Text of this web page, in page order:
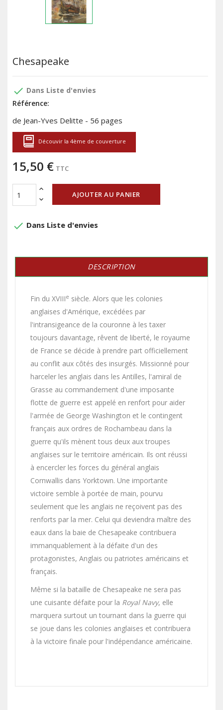
Chesapeake
done Dans Liste d'envies
Référence:
de Jean-Yves Delitte - 56 pages
Découvir la 4ème de couverture
15,50 € TTC
AJOUTER AU PANIER
done Dans Liste d'envies
DESCRIPTION
Fin du XVIIIe siècle. Alors que les colonies
anglaises d'Amérique, excédées par
l'intransigeance de la couronne à les taxer
toujours davantage, rêvent de liberté, le royaume
de France se décide à prendre part officiellement
au conflit aux côtés des insurgés. Missionné pour
harceler les anglais dans les Antilles, l'amiral de
Grasse au commandement d'une imposante
flotte de guerre est appelé en renfort pour aider
l'armée de George Washington et le contingent
français aux ordres de Rochambeau dans la
guerre qu'ils mènent tous deux aux troupes
anglaises sur le territoire américain. Ils ont réussi
à encercler les forces du général anglais
Cornwallis dans Yorktown. Une importante
victoire semble à portée de main, pourvu
seulement que les anglais ne reçoivent pas des
renforts par la mer. Celui qui deviendra maître des
eaux dans la baie de Chesapeake contribuera
immanquablement à la défaite d'un des
protagonistes, Anglais ou patriotes américains et
français.
Même si la bataille de Chesapeake ne sera pas
une cuisante défaite pour la Royal Navy, elle
marquera surtout un tournant dans la guerre qui
se joue dans les colonies anglaises et contribuera
à la victoire finale pour l'indépendance américaine.